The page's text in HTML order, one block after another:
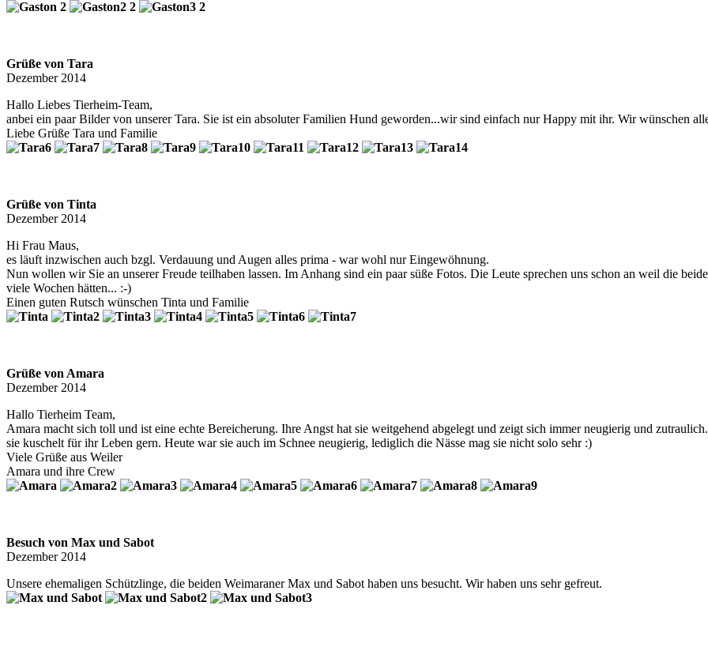
Grüße von Tara
Dezember 2014
Hallo Liebes Tierheim-Team,
anbei ein paar Bilder von unserer Tara. Sie ist ein absoluter Familien Hund geworden...wir sind einfach nur Happy mit ihr. Wir wünschen
Liebe Grüße Tara und Familie
Grüße von Tinta
Dezember 2014
Hi Frau Maus,
es läuft inzwischen auch bzgl. Verdauung und Augen alles prima - war wohl nur Eingewöhnung.
Nun wollen wir Sie an unserer Freude teilhaben lassen. Im Anhang sind ein paar süße Fotos. Die Leute sprechen uns schon an weil die
viele Wochen hätten... :-)
Einen guten Rutsch wünschen Tinta und Familie
Grüße von Amara
Dezember 2014
Hallo Tierheim Team,
Amara macht sich toll und ist eine echte Bereicherung. Ihre Angst hat sie weitgehend abgelegt und zeigt sich immer neugierig und
sie kuschelt für ihr Leben gern. Heute war sie auch im Schnee neugierig, lediglich die Nässe mag sie nicht solo sehr :)
Viele Grüße aus Weiler
Amara und ihre Crew
Besuch von Max und Sabot
Dezember 2014
Unsere ehemaligen Schützlinge, die beiden Weimaraner Max und Sabot haben uns besucht. Wir haben uns sehr gefreut.